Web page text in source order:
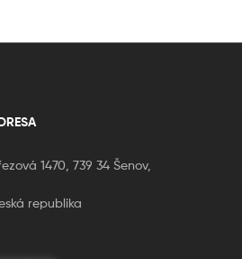
1470, 739 34 Šenov,
republika